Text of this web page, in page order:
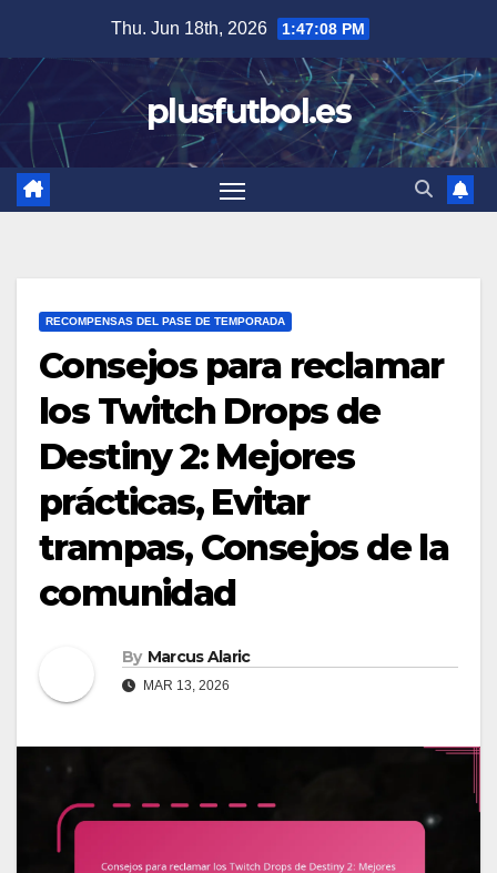
content
Thu. Jun 18th, 2026 1:47:09 PM
plusfutbol.es
RECOMPENSAS DEL PASE DE TEMPORADA
Consejos para reclamar
los Twitch Drops de
Destiny 2: Mejores
prácticas, Evitar
trampas, Consejos de la
comunidad
By Marcus Alaric
MAR 13, 2026